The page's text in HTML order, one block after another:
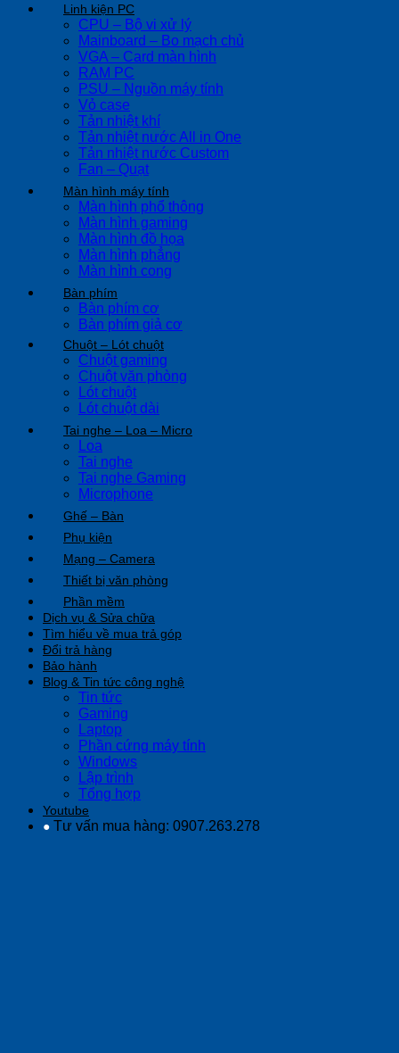
Linh kiện PC
CPU – Bộ vi xử lý
Mainboard – Bo mạch chủ
VGA – Card màn hình
RAM PC
PSU – Nguồn máy tính
Vỏ case
Tản nhiệt khí
Tản nhiệt nước All in One
Tản nhiệt nước Custom
Fan – Quạt
Màn hình máy tính
Màn hình phổ thông
Màn hình gaming
Màn hình đồ họa
Màn hình phẳng
Màn hình cong
Bàn phím
Bàn phím cơ
Bàn phím giả cơ
Chuột – Lót chuột
Chuột gaming
Chuột văn phòng
Lót chuột
Lót chuột dài
Tai nghe – Loa – Micro
Loa
Tai nghe
Tai nghe Gaming
Microphone
Ghế – Bàn
Phụ kiện
Mạng – Camera
Thiết bị văn phòng
Phần mềm
Dịch vụ & Sửa chữa
Tìm hiểu về mua trả góp
Đổi trả hàng
Bảo hành
Blog & Tin tức công nghệ
Tin tức
Gaming
Laptop
Phần cứng máy tính
Windows
Lập trình
Tổng hợp
Youtube
● Tư vấn mua hàng: 0907.263.278